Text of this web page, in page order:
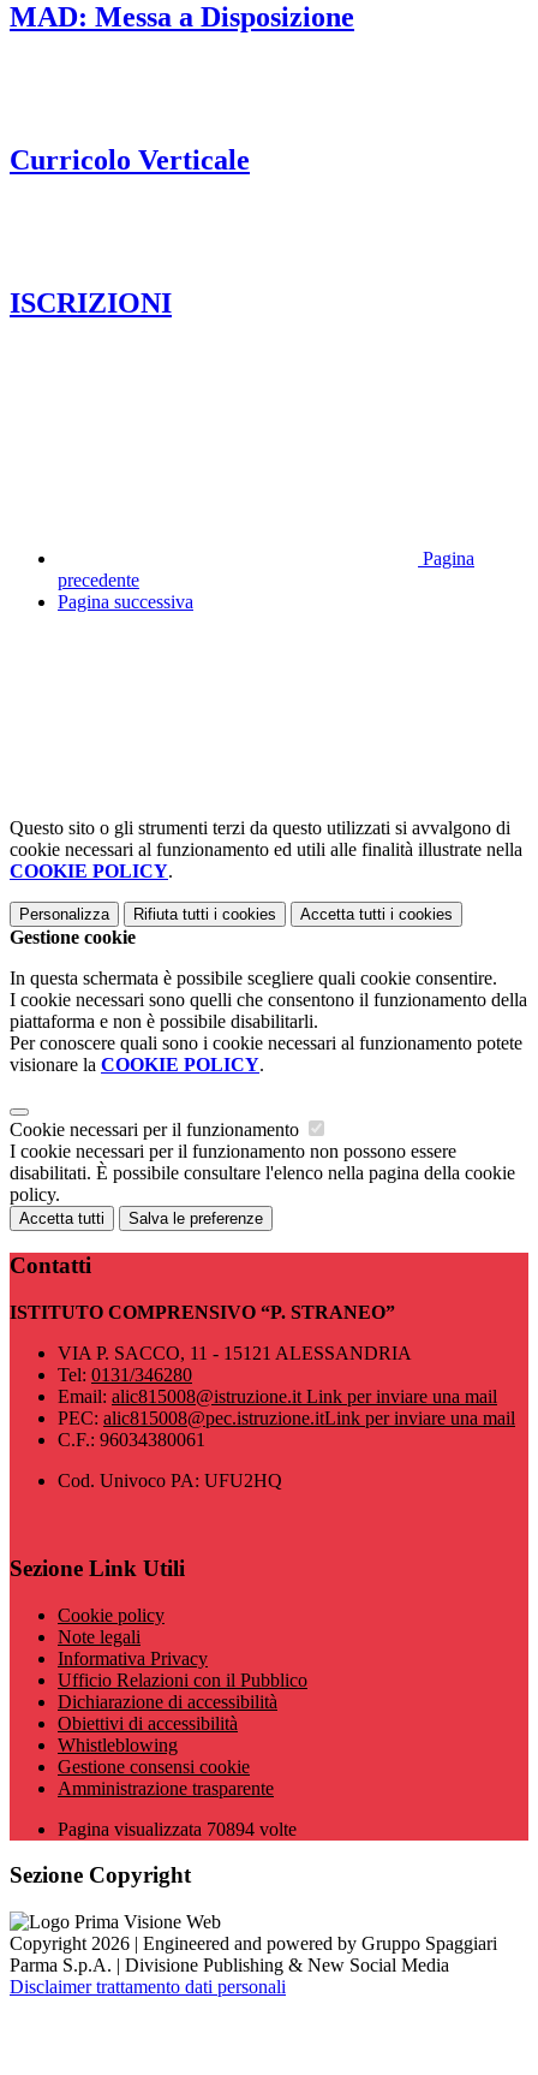
MAD: Messa a Disposizione
Curricolo Verticale
ISCRIZIONI
Pagina
precedente
Pagina successiva
Questo sito o gli strumenti terzi da questo utilizzati si avvalgono di
cookie necessari al funzionamento ed utili alle finalità illustrate nella
COOKIE POLICY.
Personalizza Rifiuta tutti i cookies Accetta tutti i cookies
Gestione cookie
In questa schermata è possibile scegliere quali cookie consentire.
I cookie necessari sono quelli che consentono il funzionamento della
piattaforma e non è possibile disabilitarli.
Per conoscere quali sono i cookie necessari al funzionamento potete
visionare la COOKIE POLICY.
Cookie necessari per il funzionamento
I cookie necessari per il funzionamento non possono essere
disabilitati. È possibile consultare l'elenco nella pagina della cookie
policy.
Accetta tutti Salva le preferenze
Contatti
ISTITUTO COMPRENSIVO “P. STRANEO”
VIA P. SACCO, 11 - 15121 ALESSANDRIA
Tel: 0131/346280
Email: alic815008@istruzione.it Link per inviare una mail
PEC: alic815008@pec.istruzione.itLink per inviare una mail
C.F.: 96034380061
Cod. Univoco PA: UFU2HQ
Sezione Link Utili
Cookie policy
Note legali
Informativa Privacy
Ufficio Relazioni con il Pubblico
Dichiarazione di accessibilità
Obiettivi di accessibilità
Whistleblowing
Gestione consensi cookie
Amministrazione trasparente
Pagina visualizzata 70894 volte
Sezione Copyright
Copyright 2026 | Engineered and powered by Gruppo Spaggiari
Parma S.p.A. | Divisione Publishing & New Social Media
Disclaimer trattamento dati personali